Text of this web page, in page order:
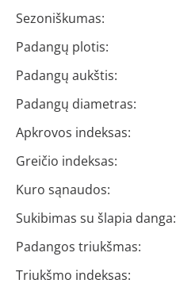
Sezoniškumas:
Padangų plotis:
Padangų aukštis:
Padangų diametras:
Apkrovos indeksas:
Greičio indeksas:
Kuro sąnaudos:
Sukibimas su šlapia danga:
Padangos triukšmas:
Triukšmo indeksas: